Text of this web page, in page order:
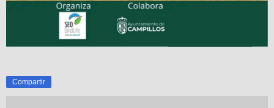
Compartir